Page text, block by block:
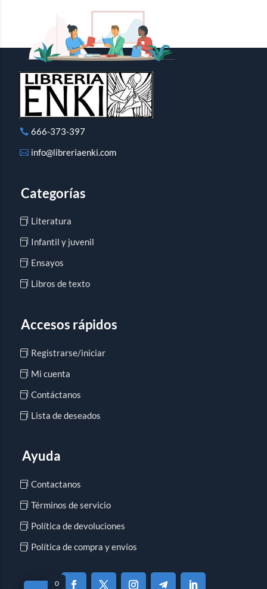
666-373-397
info@libreriaenki.com
Categorías
Literatura
Infantil y juvenil
Ensayos
Libros de texto
Accesos rápidos
Registrarse/iniciar
Mi cuenta
Contáctanos
Lista de deseados
Ayuda
Contactanos
Términos de servicio
Política de devoluciones
Política de compra y envíos
0